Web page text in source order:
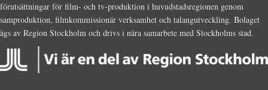
förutsättningar för film- och tv-produktion i huvudstadsregionen genom
samproduktion, filmkommissionär verksamhet och talangutveckling. Bolaget
ägs av Region Stockholm och drivs i nära samarbete med Stockholms stad.